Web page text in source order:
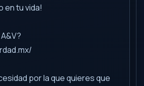
en tu vida!
por la que quieres que